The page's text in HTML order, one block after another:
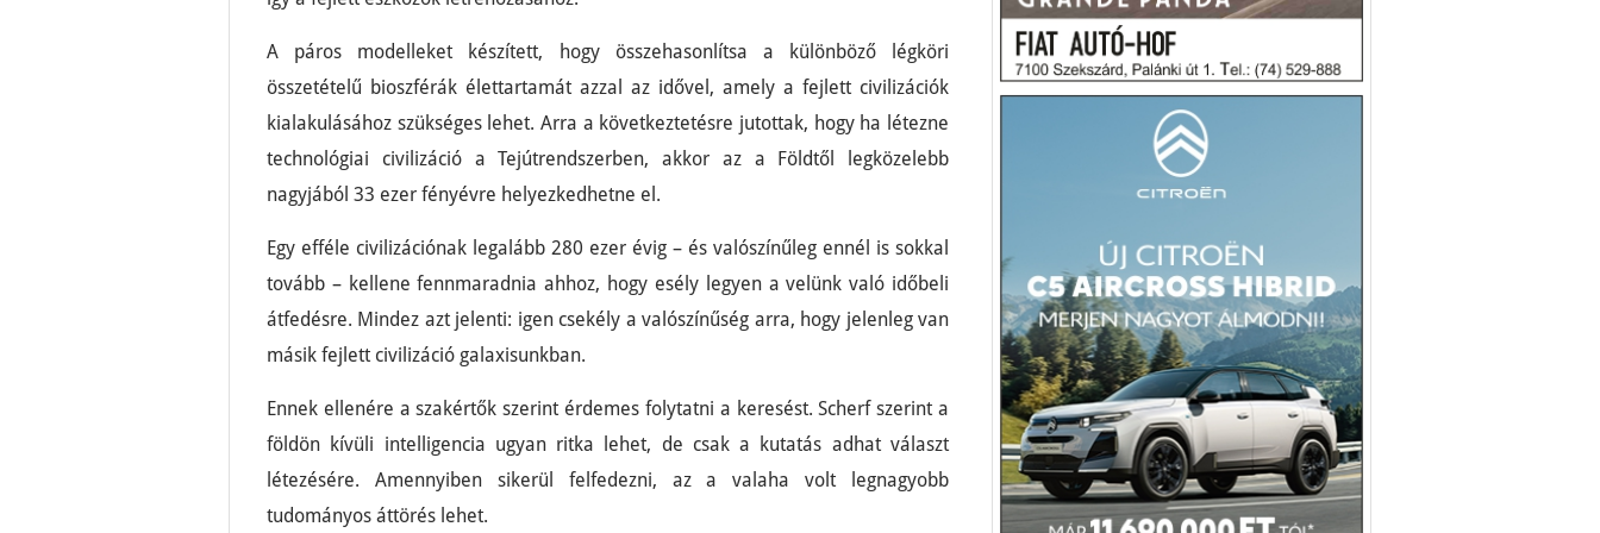
A páros modelleket készített, hogy összehasonlítsa a különböző légköri
összetételű bioszférák élettartamát azzal az idővel, amely a fejlett civilizációk
kialakulásához szükséges lehet. Arra a következtetésre jutottak, hogy ha létezne
technológiai civilizáció a Tejútrendszerben, akkor az a Földtől legközelebb
nagyjából 33 ezer fényévre helyezkedhetne el.
Egy efféle civilizációnak legalább 280 ezer évig – és valószínűleg ennél is sokkal
tovább – kellene fennmaradnia ahhoz, hogy esély legyen a velünk való időbeli
átfedésre. Mindez azt jelenti: igen csekély a valószínűség arra, hogy jelenleg van
másik fejlett civilizáció galaxisunkban.
Ennek ellenére a szakértők szerint érdemes folytatni a keresést. Scherf szerint a
földön kívüli intelligencia ugyan ritka lehet, de csak a kutatás adhat választ
létezésére. Amennyiben sikerül felfedezni, az a valaha volt legnagyobb
tudományos áttörés lehet.